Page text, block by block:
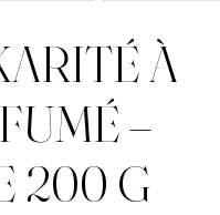
À
–
200 G